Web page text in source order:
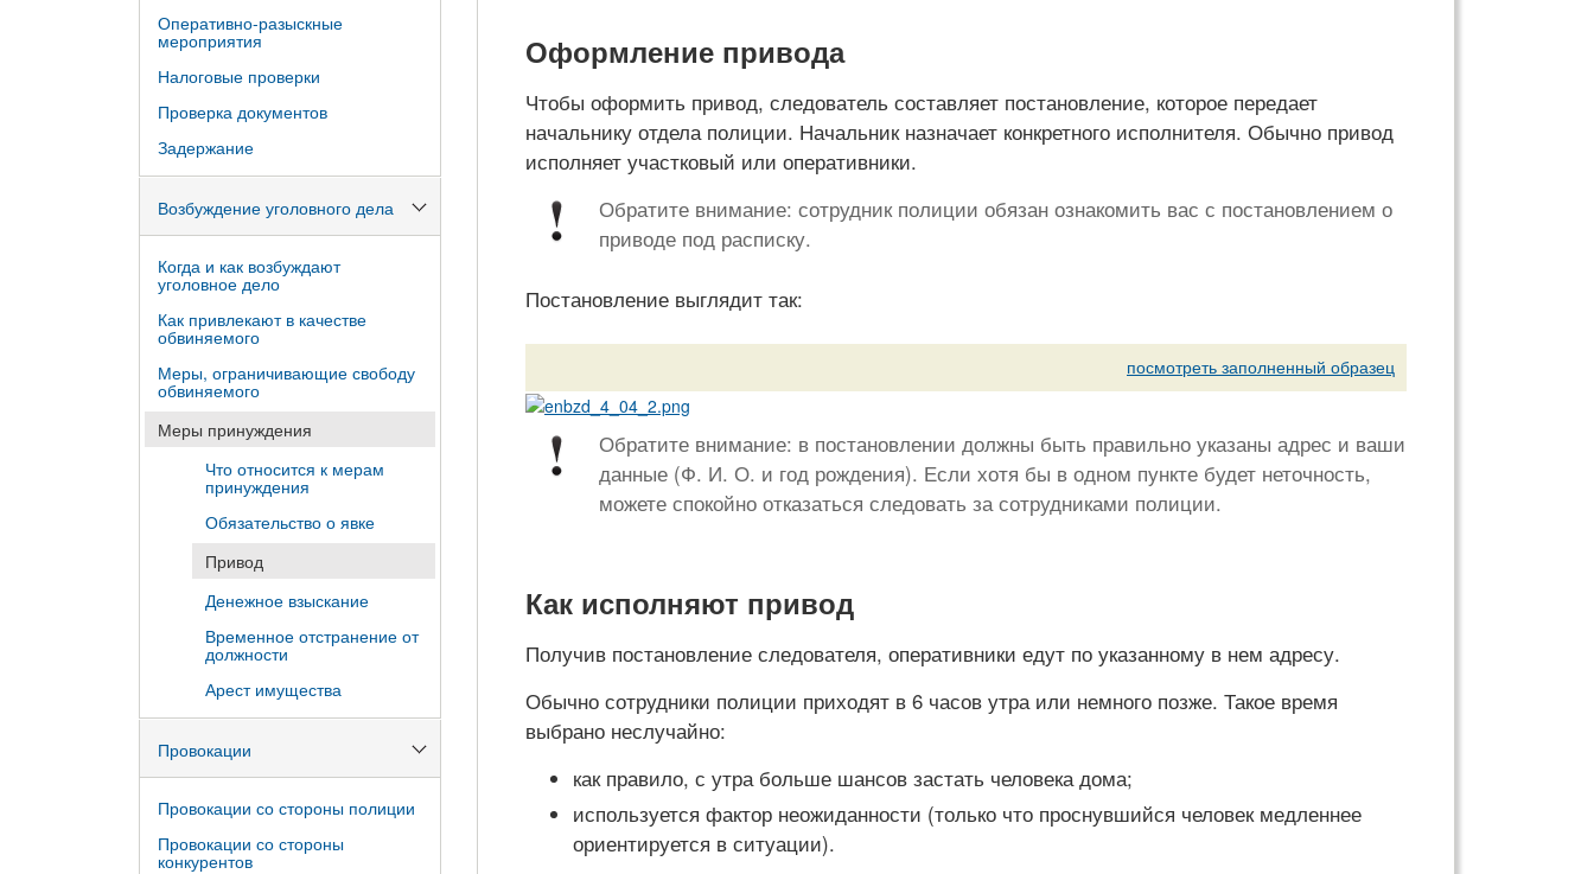
Оформление привода
Чтобы оформить привод, следователь составляет постановление, которое передает
начальнику отдела полиции. Начальник назначает конкретного исполнителя. Обычно привод
исполняет участковый или оперативники.
Обратите внимание: сотрудник полиции обязан ознакомить вас с постановлением о
приводе под расписку.
Постановление выглядит так:
посмотреть заполненный образец
Обратите внимание: в постановлении должны быть правильно указаны адрес и ваши
данные (Ф. И. О. и год рождения). Если хотя бы в одном пункте будет неточность,
можете спокойно отказаться следовать за сотрудниками полиции.
Как исполняют привод
Получив постановление следователя, оперативники едут по указанному в нем адресу.
Обычно сотрудники полиции приходят в 6 часов утра или немного позже. Такое время
выбрано неслучайно:
как правило, с утра больше шансов застать человека дома;
используется фактор неожиданности (только что проснувшийся человек медленнее
ориентируется в ситуации).
Оперативно-разыскные
мероприятия
Налоговые проверки
Проверка документов
Задержание
Возбуждение уголовного дела
Когда и как возбуждают
уголовное дело
Как привлекают в качестве
обвиняемого
Меры, ограничивающие свободу
обвиняемого
Меры принуждения
Что относится к мерам
принуждения
Обязательство о явке
Привод
Денежное взыскание
Временное отстранение от
должности
Арест имущества
Провокации
Провокации со стороны полиции
Провокации со стороны
конкурентов